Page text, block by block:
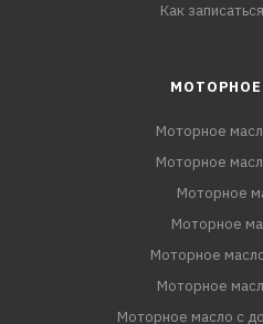
Как
Моторное
Моторное
Моторное
Моторное
Моторное
Моторное
Моторное масло с